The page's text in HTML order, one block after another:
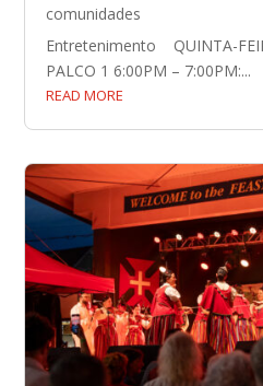
comunidades
Entretenimento QUINTA-
PALCO 1 6:00PM – 7:00PM:...
READ MORE